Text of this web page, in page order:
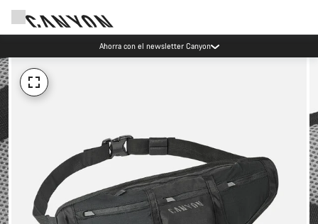
Ahorra con el newsletter Canyon